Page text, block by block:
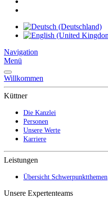
Navigation
Menü
Willkommen
Küttner
Die Kanzlei
Personen
Unsere Werte
Karriere
Leistungen
Übersicht Schwerpunktthemen
Unsere Expertenteams